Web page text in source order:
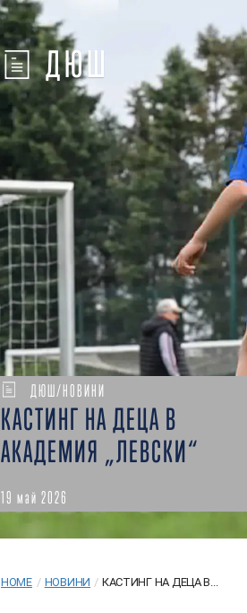
ДЮШ
ДЮШ/НОВИНИ
КАСТИНГ НА ДЕЦА В
АКАДЕМИЯ „ЛЕВСКИ“
19 май 2026
HOME / НОВИНИ / КАСТИНГ НА ДЕЦА В...